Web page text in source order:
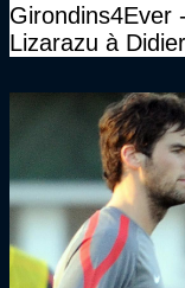
Girondins4Ever
Lizarazu à